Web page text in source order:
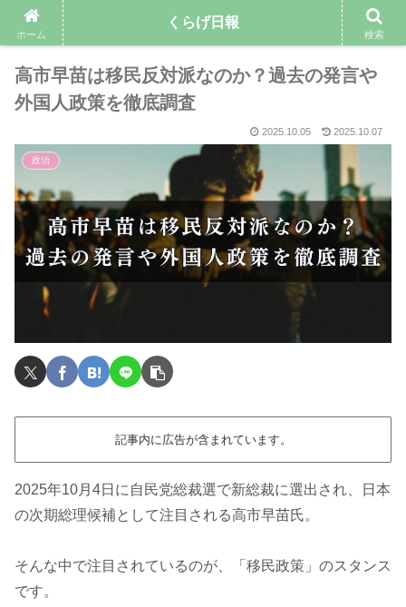
高市早苗は移民反対派なのか？過去の発言や
外国人政策を徹底調査
2025.10.05 2025.10.07
政治
記事内に広告が含まれています。
2025年10月4日に自民党総裁選で新総裁に選出され、日本
の次期総理候補として注目される高市早苗氏。
そんな中で注目されているのが、「移民政策」のスタンス
です。
ホーム
くらげ日報
検索